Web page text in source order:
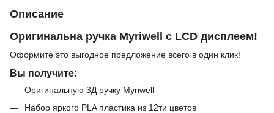
Описание
Оригинальна ручка Myriwell с LCD дисплеем!
Оформите это выгодное предложение всего в один клик!
Вы получите:
Оригинальную 3Д ручку Myriwell
Набор яркого PLA пластика из 12ти цветов